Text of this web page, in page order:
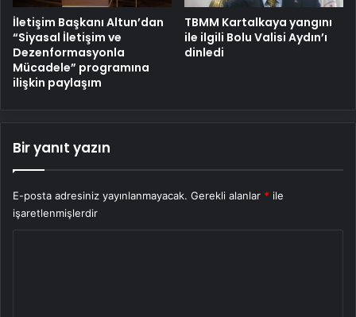
İletişim Başkanı Altun’dan
“Siyasal İletişim ve
Dezenformasyonla
Mücadele” programına
ilişkin paylaşım
TBMM Kartalkaya yangını
ile ilgili Bolu Valisi Aydın’ı
dinledi
Bir yanıt yazın
E-posta adresiniz yayınlanmayacak. Gerekli alanlar * ile
işaretlenmişlerdir